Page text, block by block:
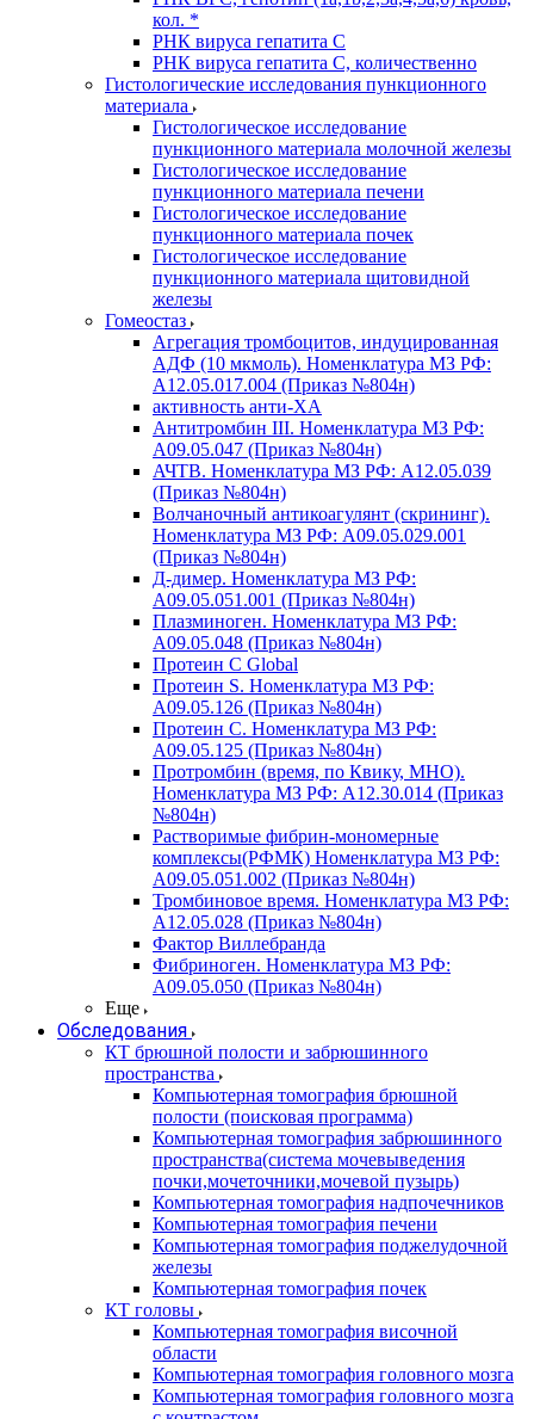
кол. *
РНК вируса гепатита C
РНК вируса гепатита C, количественно
Гистологические исследования пункционного
материала
Гистологическое исследование
пункционного материала молочной железы
Гистологическое исследование
пункционного материала печени
Гистологическое исследование
пункционного материала почек
Гистологическое исследование
пункционного материала щитовидной
железы
Гомеостаз
Агрегация тромбоцитов, индуцированная
АДФ (10 мкмоль). Номенклатура МЗ РФ:
A12.05.017.004 (Приказ №804н)
активность анти-ХА
Антитромбин III. Номенклатура МЗ РФ:
A09.05.047 (Приказ №804н)
АЧТВ. Номенклатура МЗ РФ: A12.05.039
(Приказ №804н)
Волчаночный антикоагулянт (скрининг).
Номенклатура МЗ РФ: A09.05.029.001
(Приказ №804н)
Д-димер. Номенклатура МЗ РФ:
A09.05.051.001 (Приказ №804н)
Плазминоген. Номенклатура МЗ РФ:
A09.05.048 (Приказ №804н)
Протеин C Global
Протеин S. Номенклатура МЗ РФ:
A09.05.126 (Приказ №804н)
Протеин С. Номенклатура МЗ РФ:
A09.05.125 (Приказ №804н)
Протромбин (время, по Квику, МНО).
Номенклатура МЗ РФ: A12.30.014 (Приказ
№804н)
Растворимые фибрин-мономерные
комплексы(РФМК) Номенклатура МЗ РФ:
A09.05.051.002 (Приказ №804н)
Тромбиновое время. Номенклатура МЗ РФ:
A12.05.028 (Приказ №804н)
Фактор Виллебранда
Фибриноген. Номенклатура МЗ РФ:
A09.05.050 (Приказ №804н)
Еще
Обследования
КТ брюшной полости и забрюшинного
пространства
Компьютерная томография брюшной
полости (поисковая программа)
Компьютерная томография забрюшинного
пространства(система мочевыведения
почки,мочеточники,мочевой пузырь)
Компьютерная томография надпочечников
Компьютерная томография печени
Компьютерная томография поджелудочной
железы
Компьютерная томография почек
КТ головы
Компьютерная томография височной
области
Компьютерная томография головного мозга
Компьютерная томография головного мозга